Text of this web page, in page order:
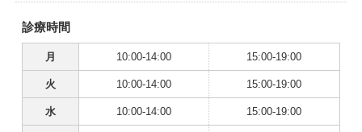
診療時間
月 10:00-14:00 15:00-19:00
火 10:00-14:00 15:00-19:00
水 10:00-14:00 15:00-19:00